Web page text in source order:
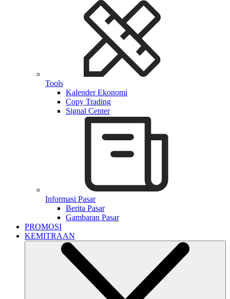
Tools
Kalender Ekonomi
Copy Trading
Signal Center
Informasi Pasar
Berita Pasar
Gambaran Pasar
PROMOSI
KEMITRAAN